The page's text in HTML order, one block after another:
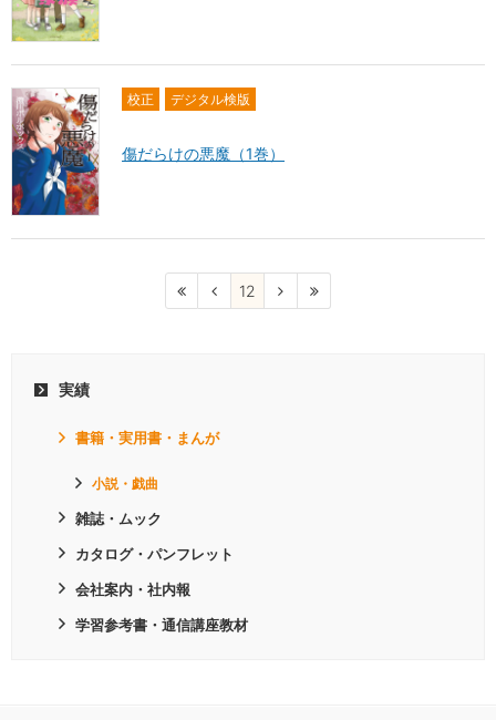
校正 デジタル検版
傷だらけの悪魔（1巻）
12
実績
書籍・実用書・まんが
小説・戯曲
雑誌・ムック
カタログ・パンフレット
会社案内・社内報
学習参考書・通信講座教材